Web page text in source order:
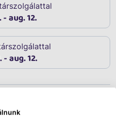
- aug. 12.
- aug. 12.